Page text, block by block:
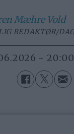
Mæhre Vold
REDAKTØR/
- 20:00